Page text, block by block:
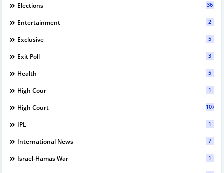
Elections 36
Entertainment 2
Exclusive 5
Exit Poll 3
Health 5
High Cour 1
High Court 107
IPL 1
International News 7
Israel-Hamas War 1